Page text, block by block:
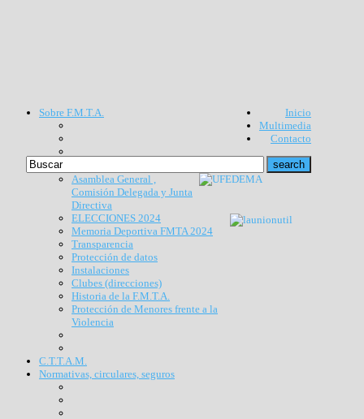
Inicio
Multimedia
Contacto
Sobre F.M.T.A.
Asamblea General ,
Comisión Delegada y Junta
Directiva
ELECCIONES 2024
Memoria Deportiva FMTA 2024
Transparencia
Protección de datos
Instalaciones
Clubes (direcciones)
Historia de la F.M.T.A.
Protección de Menores frente a la
Violencia
C.T.T.A.M.
Normativas, circulares, seguros